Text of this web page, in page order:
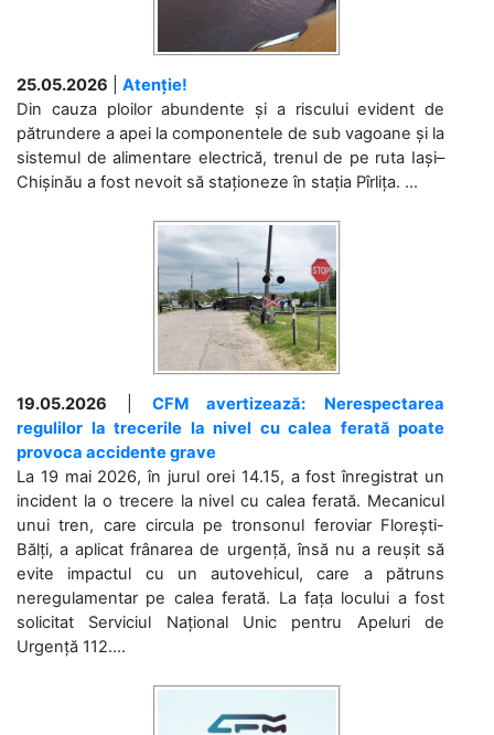
25.05.2026
Atenție!
Din cauza ploilor abundente și a riscului evident de
pătrundere a apei la componentele de sub vagoane și la
sistemul de alimentare electrică, trenul de pe ruta Iași–
Chișinău a fost nevoit să staționeze în stația Pîrlița. ...
19.05.2026
CFM avertizează: Nerespectarea
regulilor la trecerile la nivel cu calea ferată poate
provoca accidente grave
La 19 mai 2026, în jurul orei 14.15, a fost înregistrat un
incident la o trecere la nivel cu calea ferată. Mecanicul
unui tren, care circula pe tronsonul feroviar Florești-
Bălți, a aplicat frânarea de urgență, însă nu a reușit să
evite impactul cu un autovehicul, care a pătruns
neregulamentar pe calea ferată. La fața locului a fost
solicitat Serviciul Național Unic pentru Apeluri de
Urgență 112....